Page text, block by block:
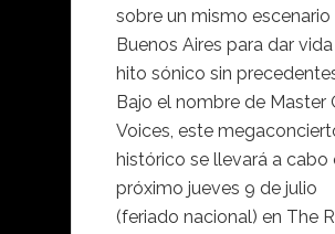
sobre un mismo escenario
Buenos Aires para dar
hito sónico sin
Bajo el nombre de Master
Voices, este
histórico se llevará a cabo
próximo jueves 9 de julio
(feriado nacional) en The